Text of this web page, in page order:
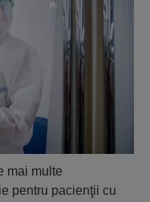
mai multe
pentru pacienţii cu